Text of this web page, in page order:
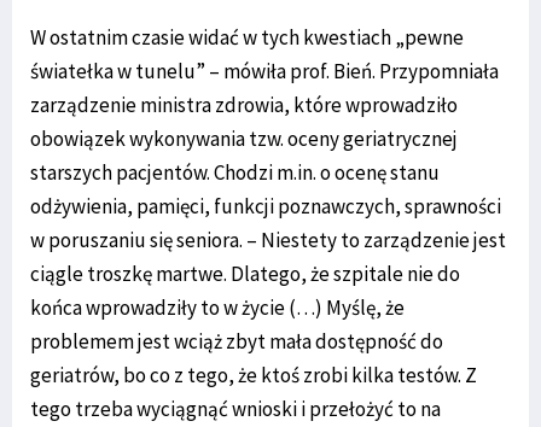
W ostatnim czasie widać w tych kwestiach „pewne
światełka w tunelu” – mówiła prof. Bień. Przypomniała
zarządzenie ministra zdrowia, które wprowadziło
obowiązek wykonywania tzw. oceny geriatrycznej
starszych pacjentów. Chodzi m.in. o ocenę stanu
odżywienia, pamięci, funkcji poznawczych, sprawności
w poruszaniu się seniora. – Niestety to zarządzenie jest
ciągle troszkę martwe. Dlatego, że szpitale nie do
końca wprowadziły to w życie (…) Myślę, że
problemem jest wciąż zbyt mała dostępność do
geriatrów, bo co z tego, że ktoś zrobi kilka testów. Z
tego trzeba wyciągnąć wnioski i przełożyć to na